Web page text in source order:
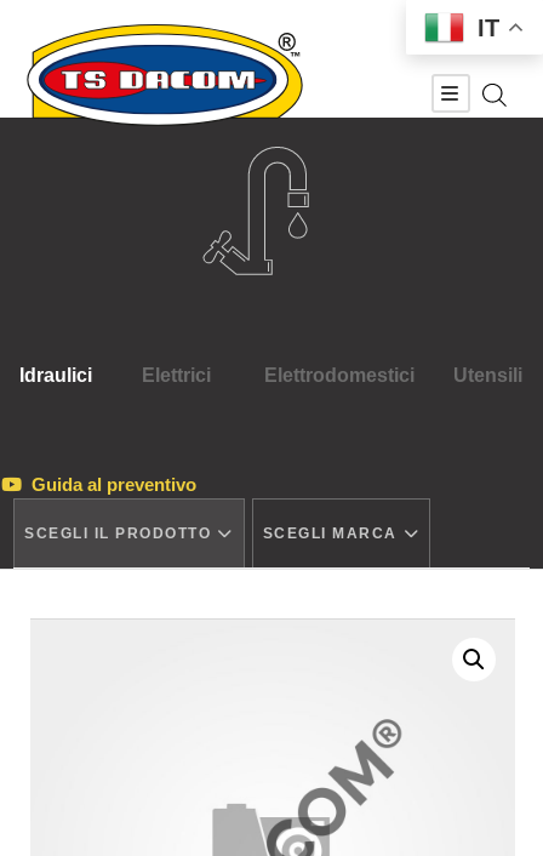
Idraulici Elettrici Elettrodomestici Utensili
Guida al preventivo
SCEGLI IL PRODOTTO SCEGLI MARCA
IT